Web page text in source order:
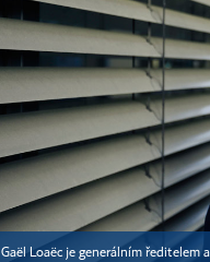
Gaël Loaëc je generálním